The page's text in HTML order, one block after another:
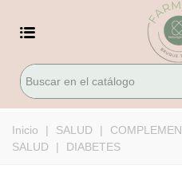
Inicio | SALUD |
SALUD
| DIABETES